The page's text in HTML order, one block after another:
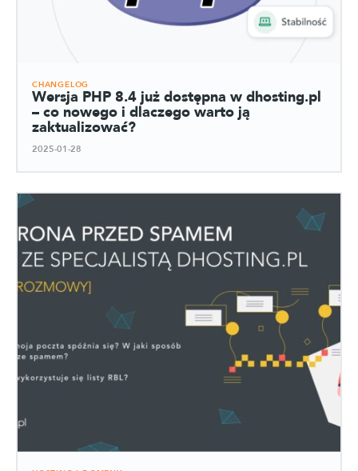
CHANGELOG
Wersja PHP 8.4 już dostępna w dhosting.pl
– co nowego i dlaczego warto ją
zaktualizować?
2025-01-28